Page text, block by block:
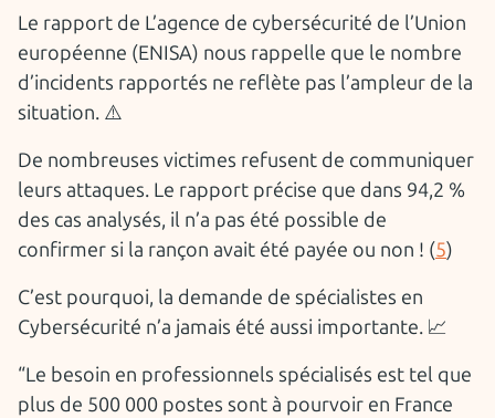
Le rapport de L’agence de cybersécurité de l’Union
européenne (ENISA) nous rappelle que le nombre
d’incidents rapportés ne reflète pas l’ampleur de la
situation. ⚠️
De nombreuses victimes refusent de communiquer
leurs attaques. Le rapport précise que dans 94,2 %
des cas analysés, il n’a pas été possible de
confirmer si la rançon avait été payée ou non ! (5)
C’est pourquoi, la demande de spécialistes en
Cybersécurité n’a jamais été aussi importante. 📈
“Le besoin en professionnels spécialisés est tel que
plus de 500 000 postes sont à pourvoir en France